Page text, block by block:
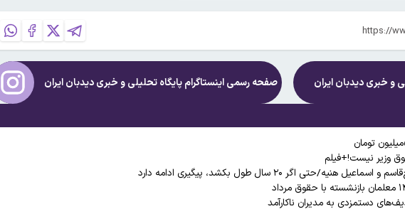
و خبریدیدبان ایران صفحه رسمی اینستاگرام پایگاه تحلیلی و خبریدیدبان ایران
وزیر نیست!+فیلم
اگر ۲۰ سال طول بکشد، پیگیری ادامه دارد
دستمزدی به مدیران ناکارآمد